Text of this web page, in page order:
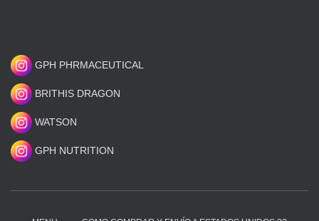
GPH PHRMACEUTICAL
BRITHIS DRAGON
WATSON
GPH NUTRITION